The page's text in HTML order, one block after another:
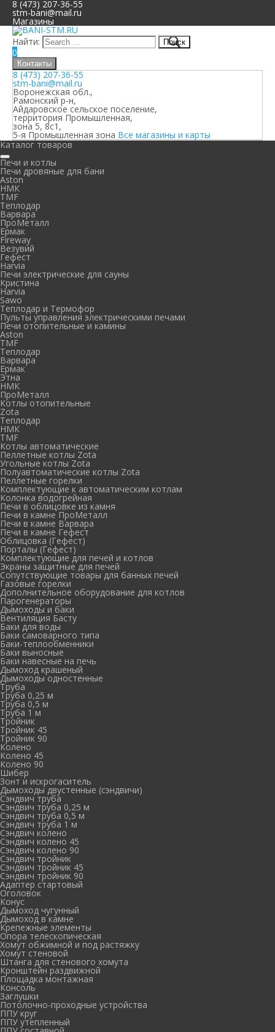
8 (473) 207-36-55
stm-bani@mail.ru
Магазины
Найти:
0
Контакты
8 (473) 207-36-55
stm-bani@mail.ru
Воронежская обл.,
Рамонский р-н,
Айдаровское сельское поселение,
территория Промышленная,
зона 5, 8с1,
5-я Промышленная зона Все магазины и карты
Каталог товаров
Печи и котлы
Печи дровяные для бани
Aston
НМК
TMF
Теплодар
Варвара
ПроМеталл
Ермак
Fireway
Везувий
Гефест
Harvia
Печи электрические для сауны
Кристина
Harvia
Sawo
Теплодар и Термофор
Пульты управления электрическими печами
Печи отопительные и камины
Aston
TMF
Теплодар
Варвара
Ермак
Этна
НМК
ПроМеталл
Котлы отопительные
Zota
Теплодар
НМК
TMF
Котлы автоматические
Пеллетные котлы Zota
Угольные котлы Zota
Полуавтоматические котлы Zota
Пеллетные горелки
Комплектующие к автоматическим котлам
Колонка водогрейная
Печи в облицовке из камня
Печи в камне ПроМеталл
Печи в камне Варвара
Печи в камне Гефест
Облицовка (Гефест)
Порталы (Гефест)
Комплектующие для печей и котлов
Экраны защитные для печей
Сопутствующие товары для банных печей
Газовые горелки
Дополнительное оборудование для котлов
Парогенераторы
Дымоходы и баки
Вентиляция Басту
Баки для воды
Баки самоварного типа
Баки-теплообменники
Баки выносные
Баки навесные на печь
Дымоход крашеный
Дымоходы одностенные
Труба
Труба 0,25 м
Труба 0,5 м
Труба 1 м
Тройник
Тройник 45
Тройник 90
Колено
Колено 45
Колено 90
Шибер
Зонт и искрогаситель
Дымоходы двустенные (сэндвичи)
Сэндвич труба
Сэндвич труба 0,25 м
Сэндвич труба 0,5 м
Сэндвич труба 1 м
Сэндвич колено
Сэндвич колено 45
Сэндвич колено 90
Сэндвич тройник
Сэндвич тройник 45
Сэндвич тройник 90
Адаптер стартовый
Оголовок
Конус
Дымоход чугунный
Дымоход в камне
Крепежные элементы
Опора телескопическая
Хомут обжимной и под растяжку
Хомут стеновой
Штанга для стенового хомута
Кронштейн раздвижной
Площадка монтажная
Консоль
Заглушки
Потолочно-проходные устройства
ППУ круг
ППУ утепленный